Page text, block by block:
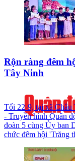
Rộn ràng đêm
Tây Ninh
Tối 22-9, tại xã Châu
- Truyền hình Quân
đoàn 5 cùng Ủy ban
chức đêm hội 'Trăng